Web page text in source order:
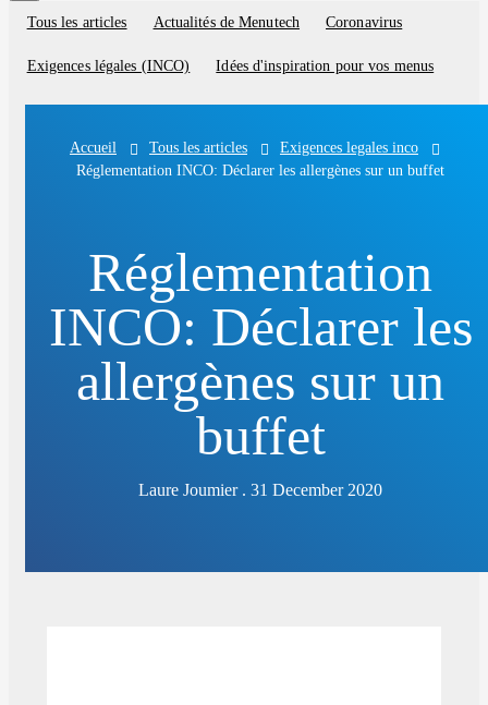
Blog
categories
Tous les articles Actualités de Menutech Coronavirus
Exigences légales (INCO) Idées d'inspiration pour vos menus
Accueil Tous les articles
Exigences legales inco
Réglementation INCO: Déclarer les allergènes sur un buffet
Réglementation
INCO: Déclarer les
allergènes sur un
buffet
Laure Joumier . 31 December 2020